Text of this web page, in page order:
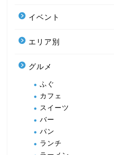
イベント
エリア別
グルメ
ふぐ
カフェ
スイーツ
バー
パン
ランチ